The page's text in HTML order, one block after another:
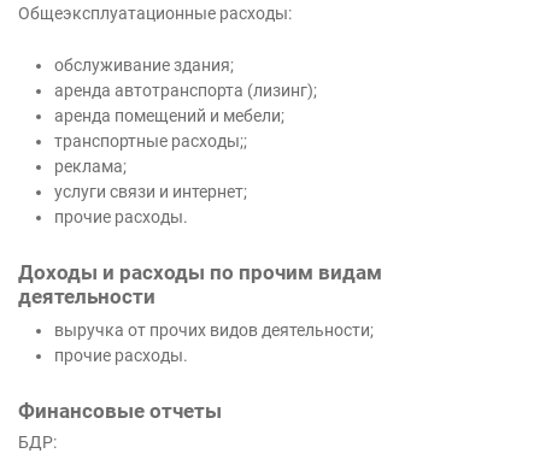
Общеэксплуатационные расходы:
обслуживание здания;
аренда автотранспорта (лизинг);
аренда помещений и мебели;
транспортные расходы;;
реклама;
услуги связи и интернет;
прочие расходы.
Доходы и расходы по прочим видам
деятельности
выручка от прочих видов деятельности;
прочие расходы.
Финансовые отчеты
БДР: